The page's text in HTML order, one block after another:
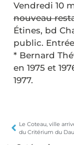
Vendredi 10
nouveau
Étines, bd
public.
* Bernard
en 1975 et
1977.
Le Coteau, ville
du Critérium du